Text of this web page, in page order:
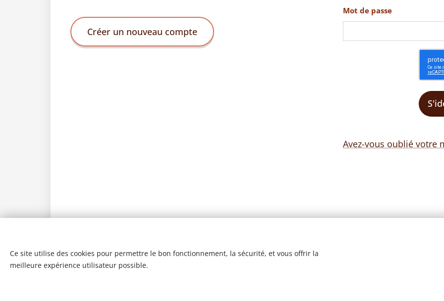
Créer un nouveau compte
Mot de passe
Avez-vous oublié votre
Ce site utilise des cookies pour permettre le bon fonctionnement, la sécurité, et vous offrir la
meilleure expérience utilisateur possible.